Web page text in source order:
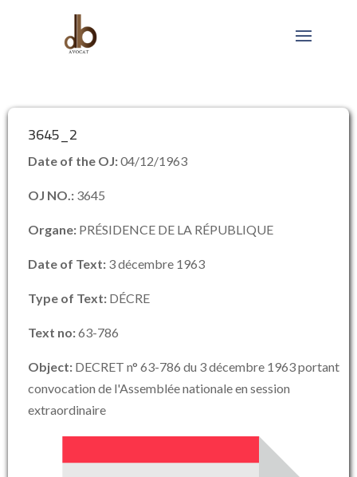
3645_2
Date of the OJ:04/12/1963
OJ NO.: 3645
Organe: PRÉSIDENCE DE LA RÉPUBLIQUE
Date of Text: 3 décembre 1963
Type of Text: DÉCRE
Text no:63-786
Object: DECRET n° 63-786 du 3 décembre 1963 portant
convocation de l'Assemblée nationale en session
extraordinaire